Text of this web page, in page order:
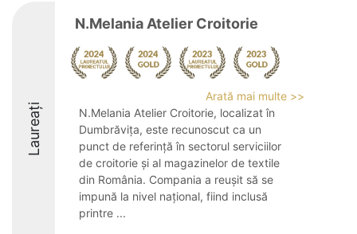
Laureați
N.Melania Atelier Croitorie
Arată mai multe >>
N.Melania Atelier Croitorie, localizat în
Dumbrăvița, este recunoscut ca un
punct de referință în sectorul serviciilor
de croitorie și al magazinelor de textile
din România. Compania a reușit să se
impună la nivel național, fiind inclusă
printre ...